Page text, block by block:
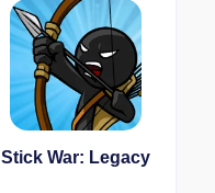
Stick War: Legacy